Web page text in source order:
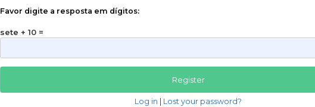
Favor digite a resposta em dígitos:
sete + 10 =
Log in Lost your password?